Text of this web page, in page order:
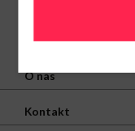
O nas
Kontakt